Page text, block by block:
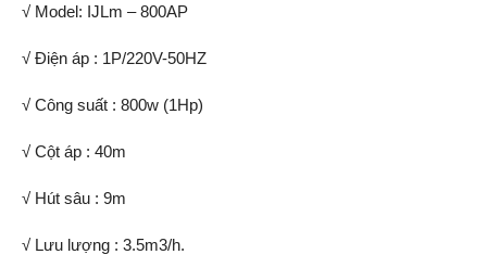
√ Model: IJLm – 800AP
√ Điện áp : 1P/220V-50HZ
√ Công suất : 800w (1Hp)
√ Cột áp : 40m
√ Hút sâu : 9m
√ Lưu lượng : 3.5m3/h.